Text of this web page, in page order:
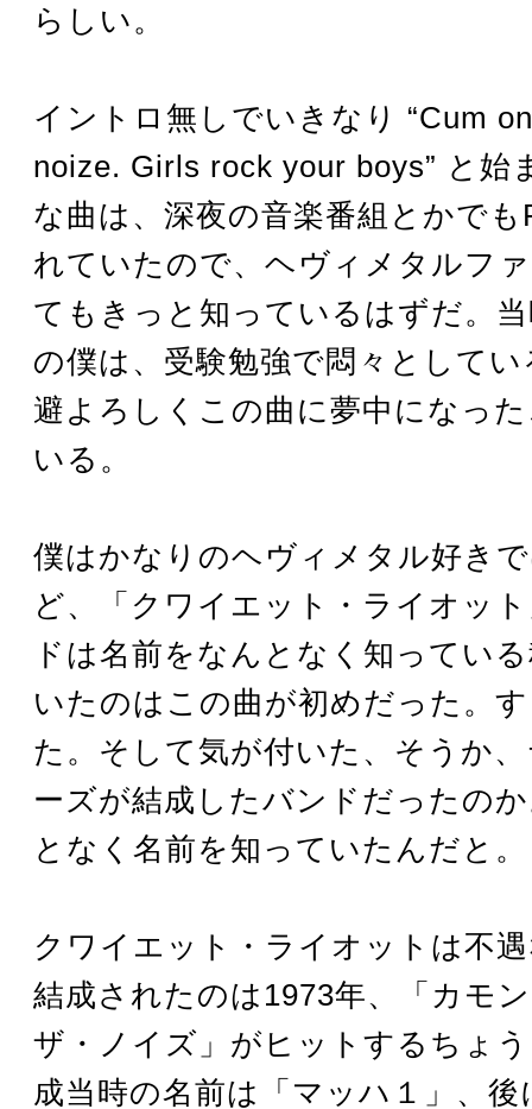
らしい。
イントロ無しでいきなり “Cum
noize. Girls rock your boys” と始
な曲は、深夜の音楽番組とかで
れていたので、ヘヴィメタルフ
てもきっと知っているはずだ。
の僕は、受験勉強で悶々としてい
避よろしくこの曲に夢中になっ
いる。
僕はかなりのヘヴィメタル好き
ど、「クワイエット・ライオッ
ドは名前をなんとなく知ってい
いたのはこの曲が初めだった。
た。そして気が付いた、そうか
ーズが結成したバンドだったの
となく名前を知っていたんだと。
クワイエット・ライオットは不
結成されたのは1973年、「カモ
ザ・ノイズ」がヒットするちょ
成当時の名前は「マッハ１」、